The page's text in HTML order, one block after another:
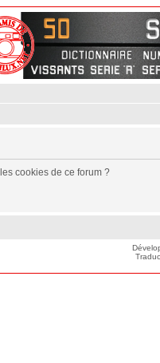
cookies de ce forum ?